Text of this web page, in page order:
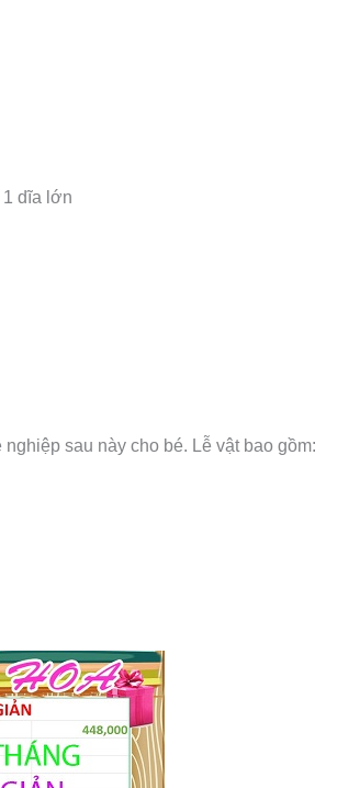
1 dĩa lớn
sau này cho bé. Lễ vật bao gồm: